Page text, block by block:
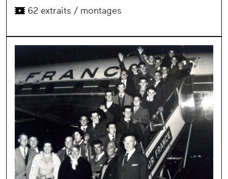
62 extraits / montages